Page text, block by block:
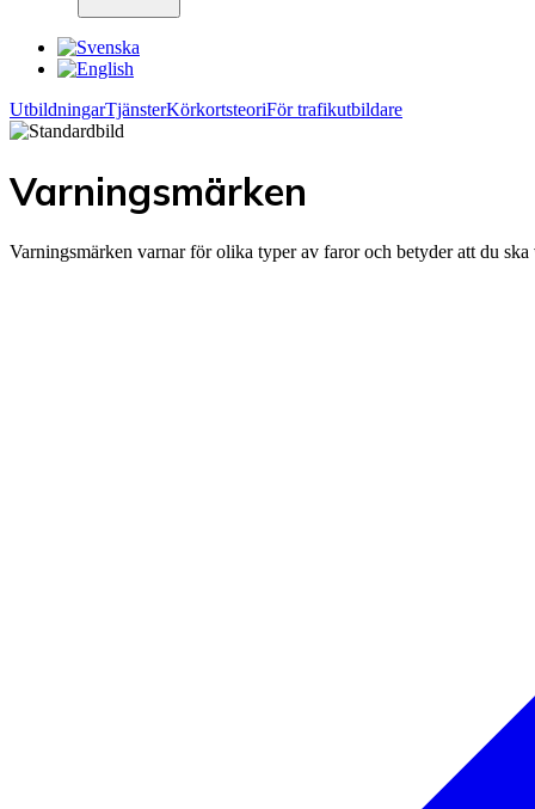
UtbildningarTjänsterKörkortsteoriFör trafikutbildare
Varningsmärken
Varningsmärken varnar för olika typer av faror och betyder att du